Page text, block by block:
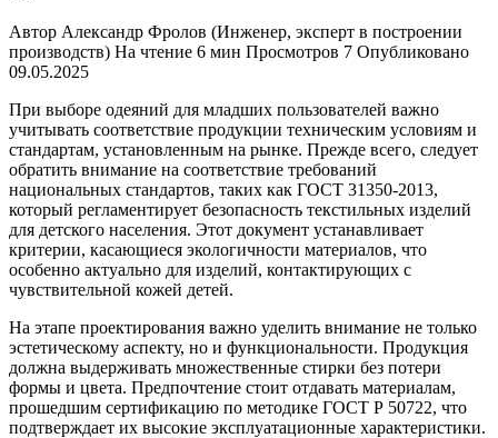
Автор Александр Фролов (Инженер, эксперт в построении
производств) На чтение 6 мин Просмотров 7 Опубликовано
09.05.2025
При выборе одеяний для младших пользователей важно
учитывать соответствие продукции техническим условиям и
стандартам, установленным на рынке. Прежде всего, следует
обратить внимание на соответствие требований
национальных стандартов, таких как ГОСТ 31350-2013,
который регламентирует безопасность текстильных изделий
для детского населения. Этот документ устанавливает
критерии, касающиеся экологичности материалов, что
особенно актуально для изделий, контактирующих с
чувствительной кожей детей.
На этапе проектирования важно уделить внимание не только
эстетическому аспекту, но и функциональности. Продукция
должна выдерживать множественные стирки без потери
формы и цвета. Предпочтение стоит отдавать материалам,
прошедшим сертификацию по методике ГОСТ Р 50722, что
подтверждает их высокие эксплуатационные характеристики.